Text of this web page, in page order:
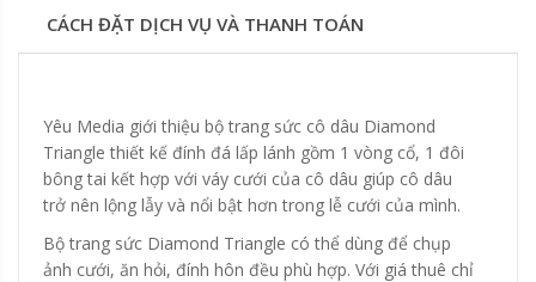
CÁCH ĐẶT DỊCH VỤ VÀ THANH TOÁN
Yêu Media giới thiệu bộ trang sức cô dâu Diamond
Triangle thiết kế đính đá lấp lánh gồm 1 vòng cổ, 1 đôi
bông tai kết hợp với váy cưới của cô dâu giúp cô dâu
trở nên lộng lẫy và nổi bật hơn trong lễ cưới của mình.
Bộ trang sức Diamond Triangle có thể dùng để chụp
ảnh cưới, ăn hỏi, đính hôn đều phù hợp. Với giá thuê chỉ